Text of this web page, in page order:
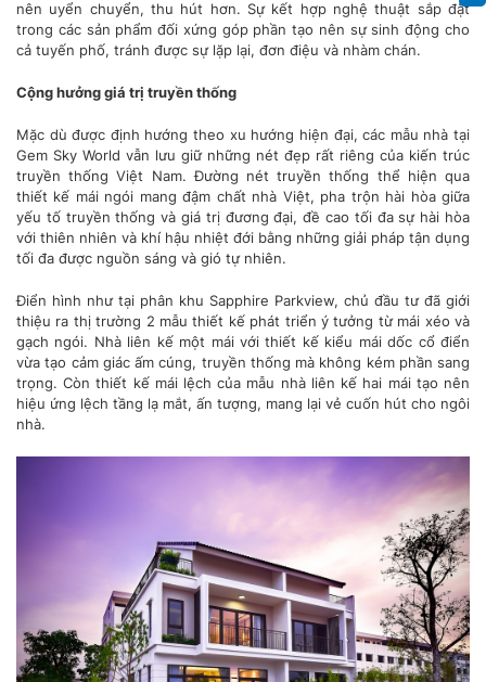
nên uyển chuyển, thu hút hơn. Sự kết hợp nghệ thuật sắp đặt
trong các sản phẩm đối xứng góp phần tạo nên sự sinh động cho
cả tuyến phố, tránh được sự lặp lại, đơn điệu và nhàm chán.
Cộng hưởng giá trị truyền thống
Mặc dù được định hướng theo xu hướng hiện đại, các mẫu nhà tại
Gem Sky World vẫn lưu giữ những nét đẹp rất riêng của kiến trúc
truyền thống Việt Nam. Đường nét truyền thống thể hiện qua
thiết kế mái ngói mang đậm chất nhà Việt, pha trộn hài hòa giữa
yếu tố truyền thống và giá trị đương đại, đề cao tối đa sự hài hòa
với thiên nhiên và khí hậu nhiệt đới bằng những giải pháp tận dụng
tối đa được nguồn sáng và gió tự nhiên.
Điển hình như tại phân khu Sapphire Parkview, chủ đầu tư đã giới
thiệu ra thị trường 2 mẫu thiết kế phát triển ý tưởng từ mái xéo và
gạch ngói. Nhà liên kế một mái với thiết kế kiểu mái dốc cổ điển
vừa tạo cảm giác ấm cúng, truyền thống mà không kém phần sang
trọng. Còn thiết kế mái lệch của mẫu nhà liên kế hai mái tạo nên
hiệu ứng lệch tầng lạ mắt, ấn tượng, mang lại vẻ cuốn hút cho ngôi
nhà.